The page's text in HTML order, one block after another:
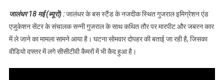
जालंधर 18 मई (ब्यूरो) :जालंधर के बस स्टैंड के नजदीक स्थित गुजराल इमिग्रेशन एंड
एजुकेशन सेंटर के संचालक सन्नी गुजराल के साथ कथित तौर पर मारपीट और जबरन कार
में ले जाने का मामला सामने आया है। घटना सोमवार दोपहर की बताई जा रही है, जिसका
वीडियो दफ्तर में लगे सीसीटीवी कैमरों में भी कैद हुआ है।